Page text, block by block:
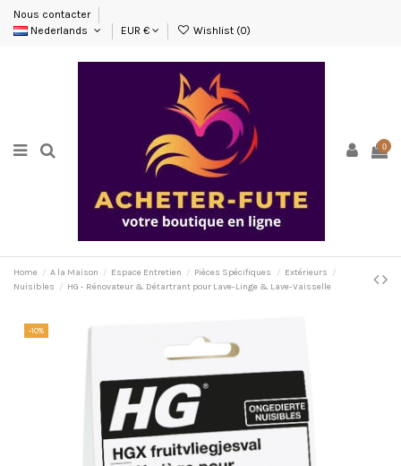
Nous contacter
Nederlands
EUR € Wishlist (0)
0
Home A la Maison Espace Entretien Pièces Spécifiques
Extérieurs
Nuisibles
HG - Rénovateur & Détartrant pour Lave-Linge & Lave-Vaisselle
-10%